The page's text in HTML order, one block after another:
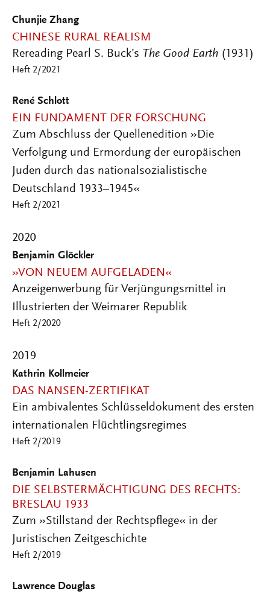
Chunjie Zhang
CHINESE RURAL REALISM
Rereading Pearl S. Buck’s The Good Earth (1931)
Heft 2/2021
René Schlott
EIN FUNDAMENT DER FORSCHUNG
Zum Abschluss der Quellenedition »Die
Verfolgung und Ermordung der europäischen
Juden durch das nationalsozialistische
Deutschland 1933–1945«
Heft 2/2021
2020
Benjamin Glöckler
»VON NEUEM AUFGELADEN«
Anzeigenwerbung für Verjüngungsmittel in
Illustrierten der Weimarer Republik
Heft 2/2020
2019
Kathrin Kollmeier
DAS NANSEN-ZERTIFIKAT
Ein ambivalentes Schlüsseldokument des ersten
internationalen Flüchtlingsregimes
Heft 2/2019
Benjamin Lahusen
DIE SELBSTERMÄCHTIGUNG DES RECHTS:
BRESLAU 1933
Zum »Stillstand der Rechtspflege« in der
Juristischen Zeitgeschichte
Heft 2/2019
Lawrence Douglas